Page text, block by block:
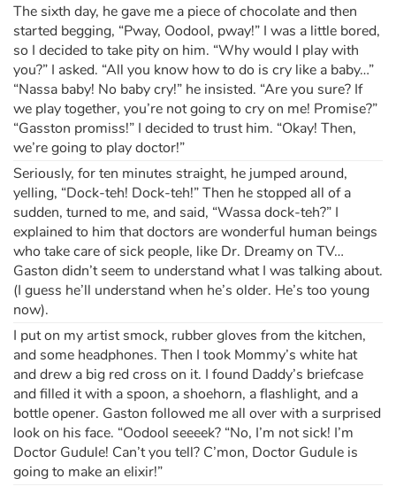
The sixth day, he gave me a piece of chocolate and then
started begging, “Pway, Oodool, pway!” I was a little bored,
so I decided to take pity on him. “Why would I play with
you?” I asked. “All you know how to do is cry like a baby…”
“Nassa baby! No baby cry!” he insisted. “Are you sure? If
we play together, you’re not going to cry on me! Promise?”
“Gasston promiss!” I decided to trust him. “Okay! Then,
we’re going to play doctor!”
Seriously, for ten minutes straight, he jumped around,
yelling, “Dock-teh! Dock-teh!” Then he stopped all of a
sudden, turned to me, and said, “Wassa dock-teh?” I
explained to him that doctors are wonderful human beings
who take care of sick people, like Dr. Dreamy on TV…
Gaston didn’t seem to understand what I was talking about.
(I guess he’ll understand when he’s older. He’s too young
now).
I put on my artist smock, rubber gloves from the kitchen,
and some headphones. Then I took Mommy’s white hat
and drew a big red cross on it. I found Daddy’s briefcase
and filled it with a spoon, a shoehorn, a flashlight, and a
bottle opener. Gaston followed me all over with a surprised
look on his face. “Oodool seeeek? “No, I’m not sick! I’m
Doctor Gudule! Can’t you tell? C’mon, Doctor Gudule is
going to make an elixir!”